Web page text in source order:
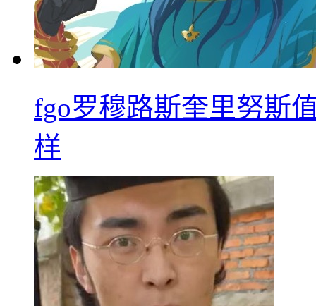
fgo罗穆路斯奎里努斯
样